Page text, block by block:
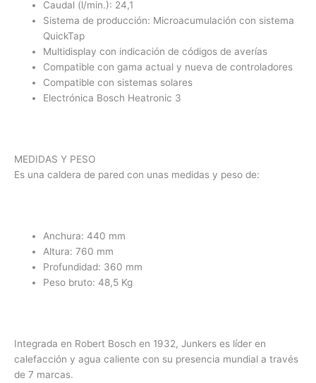
Caudal (l/min.): 24,1
Sistema de producción: Microacumulación con sistema
QuickTap
Multidisplay con indicación de códigos de averías
Compatible con gama actual y nueva de controladores
Compatible con sistemas solares
Electrónica Bosch Heatronic 3
MEDIDAS Y PESO
Es una caldera de pared con unas medidas y peso de:
Anchura: 440 mm
Altura: 760 mm
Profundidad: 360 mm
Peso bruto: 48,5 Kg
Integrada en Robert Bosch en 1932, Junkers es líder en
calefacción y agua caliente con su presencia mundial a través
de 7 marcas.